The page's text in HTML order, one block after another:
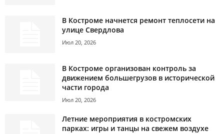
В Костроме начнется ремонт теплосети на
улице Свердлова
Июл 20, 2026
В Костроме организован контроль за
движением большегрузов в исторической
части города
Июл 20, 2026
Летние мероприятия в костромских
парках: игры и танцы на свежем воздухе